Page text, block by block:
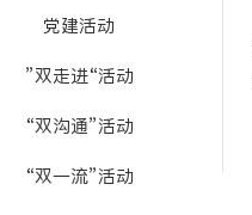
党建活动
”双走进“活动
“双沟通”活动
“双一流”活动